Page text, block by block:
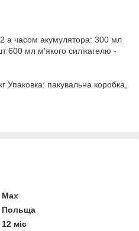
а часом акумулятора: 300 мл
600 мл м'якого силікагелю -
Упаковка: пакувальна коробка,
Max
Польща
12 міс